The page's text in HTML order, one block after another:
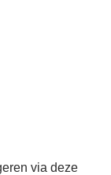
via deze